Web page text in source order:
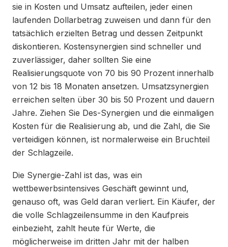
sie in Kosten und Umsatz aufteilen, jeder einen
laufenden Dollarbetrag zuweisen und dann für den
tatsächlich erzielten Betrag und dessen Zeitpunkt
diskontieren. Kostensynergien sind schneller und
zuverlässiger, daher sollten Sie eine
Realisierungsquote von 70 bis 90 Prozent innerhalb
von 12 bis 18 Monaten ansetzen. Umsatzsynergien
erreichen selten über 30 bis 50 Prozent und dauern
Jahre. Ziehen Sie Des-Synergien und die einmaligen
Kosten für die Realisierung ab, und die Zahl, die Sie
verteidigen können, ist normalerweise ein Bruchteil
der Schlagzeile.
Die Synergie-Zahl ist das, was ein
wettbewerbsintensives Geschäft gewinnt und,
genauso oft, was Geld daran verliert. Ein Käufer, der
die volle Schlagzeilensumme in den Kaufpreis
einbezieht, zahlt heute für Werte, die
möglicherweise im dritten Jahr mit der halben